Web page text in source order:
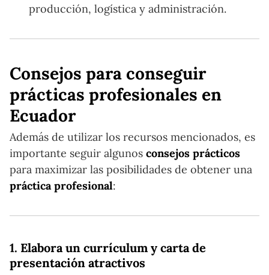
producción, logística y administración.
Consejos para conseguir
prácticas profesionales en
Ecuador
Además de utilizar los recursos mencionados, es
importante seguir algunos consejos prácticos
para maximizar las posibilidades de obtener una
práctica profesional:
1. Elabora un currículum y carta de
presentación atractivos